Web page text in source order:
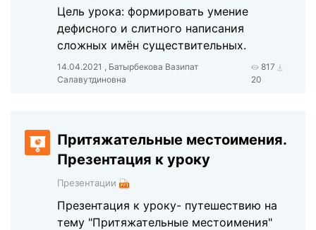
Цель урока: формировать умение
дефисного и слитного написания
сложных имён существительных.
14.04.2021 , Батырбекова Вазипат
Салавутдиновна
817
20
Притяжательные местоимения.
Презентация к уроку
Презентации
Презентация к уроку- путешествию на
тему "Притяжательные местоимения"